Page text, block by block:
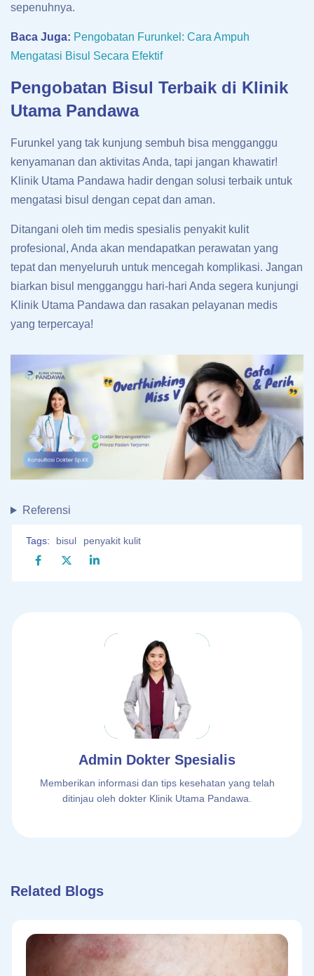
sepenuhnya.
Baca Juga: Pengobatan Furunkel: Cara Ampuh
Mengatasi Bisul Secara Efektif
Pengobatan Bisul Terbaik di Klinik
Utama Pandawa
Furunkel yang tak kunjung sembuh bisa mengganggu
kenyamanan dan aktivitas Anda, tapi jangan khawatir!
Klinik Utama Pandawa hadir dengan solusi terbaik untuk
mengatasi bisul dengan cepat dan aman.
Ditangani oleh tim medis spesialis penyakit kulit
profesional, Anda akan mendapatkan perawatan yang
tepat dan menyeluruh untuk mencegah komplikasi. Jangan
biarkan bisul mengganggu hari-hari Anda segera kunjungi
Klinik Utama Pandawa dan rasakan pelayanan medis
yang terpercaya!
Referensi
Tags: bisul penyakit kulit
Admin Dokter Spesialis
Memberikan informasi dan tips kesehatan yang telah
ditinjau oleh dokter Klinik Utama Pandawa.
Related Blogs